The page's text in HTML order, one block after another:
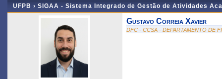
UFPB › SIGAA - Sistema Integrado de Gestão de Atividades
Gustavo Correia Xavier
DFC - CCSA - DEPARTAMENTO DE